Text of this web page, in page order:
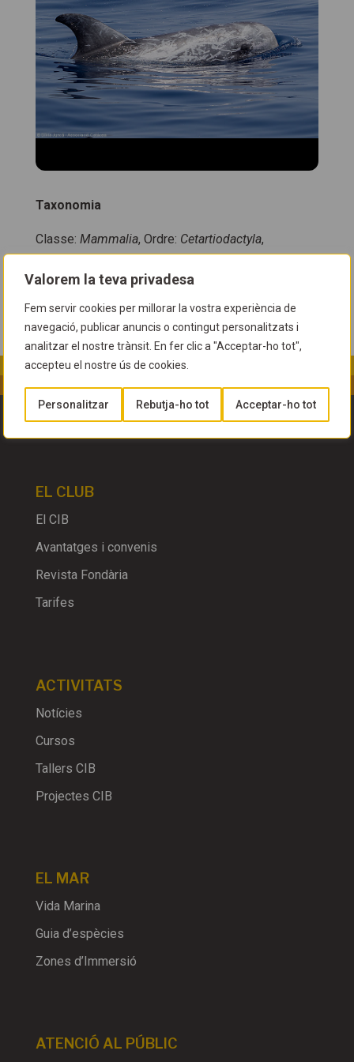
Valorem la teva privadesa
Fem servir cookies per millorar la vostra experiència de
navegació, publicar anuncis o contingut personalitzats i
analitzar el nostre trànsit. En fer clic a "Acceptar-ho tot",
accepteu el nostre ús de cookies.
Personalitzar Rebutja-ho tot Acceptar-ho tot
Taxonomia
Classe: Mammalia, Ordre: Cetartiodactyla,
Gènere: Grampus
EL CLUB
El CIB
Avantatges i convenis
Revista Fondària
Tarifes
ACTIVITATS
Notícies
Cursos
Tallers CIB
Projectes CIB
EL MAR
Vida Marina
Guia d’espècies
Zones d’Immersió
ATENCIÓ AL PÚBLIC